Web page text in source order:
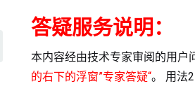
答疑服务说明：
本内容经由技术专家审阅的用户
的右下的浮窗”专家答疑“。 用法